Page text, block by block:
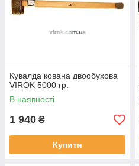
Кувалда кована двообухова
VIROK 5000 гр.
В наявності
1 940 ₴
Купити